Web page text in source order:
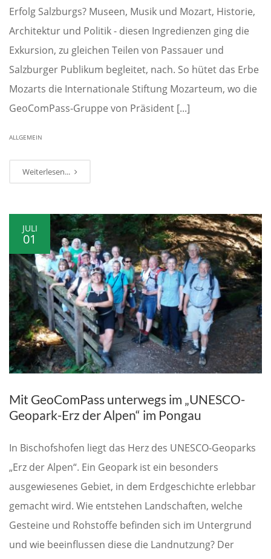
Erfolg Salzburgs? Museen, Musik und Mozart, Historie,
Architektur und Politik - diesen Ingredienzen ging die
Exkursion, zu gleichen Teilen von Passauer und
Salzburger Publikum begleitet, nach. So hütet das Erbe
Mozarts die Internationale Stiftung Mozarteum, wo die
GeoComPass-Gruppe von Präsident [...]
ALLGEMEIN
Weiterlesen...
JULI
01
Mit GeoComPass unterwegs im „UNESCO-
Geopark-Erz der Alpen“ im Pongau
In Bischofshofen liegt das Herz des UNESCO-Geoparks
„Erz der Alpen“. Ein Geopark ist ein besonders
ausgewiesenes Gebiet, in dem Erdgeschichte erlebbar
gemacht wird. Wie entstehen Landschaften, welche
Gesteine und Rohstoffe befinden sich im Untergrund
und wie beeinflussen diese die Landnutzung? Der